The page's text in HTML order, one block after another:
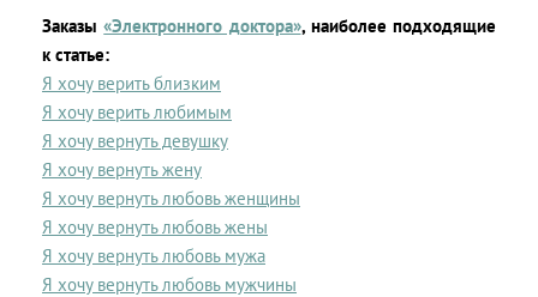
Заказы«Электронного доктора», наиболее подходящие
к статье:
Я хочу верить близким
Я хочу верить любимым
Я хочу вернуть девушку
Я хочу вернуть жену
Я хочу вернуть любовь женщины
Я хочу вернуть любовь жены
Я хочу вернуть любовь мужа
Я хочу вернуть любовь мужчины